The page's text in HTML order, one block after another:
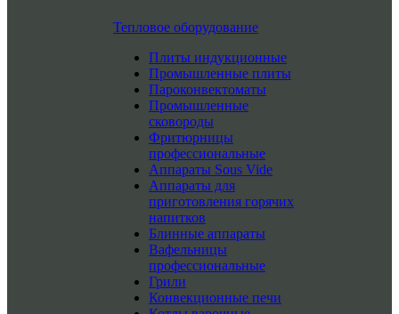
Тепловое оборудование
Плиты индукционные
Промышленные плиты
Пароконвектоматы
Промышленные
сковороды
Фритюрницы
профессиональные
Аппараты Sous Vide
Аппараты для
приготовления горячих
напитков
Блинные аппараты
Вафельницы
профессиональные
Грили
Конвекционные печи